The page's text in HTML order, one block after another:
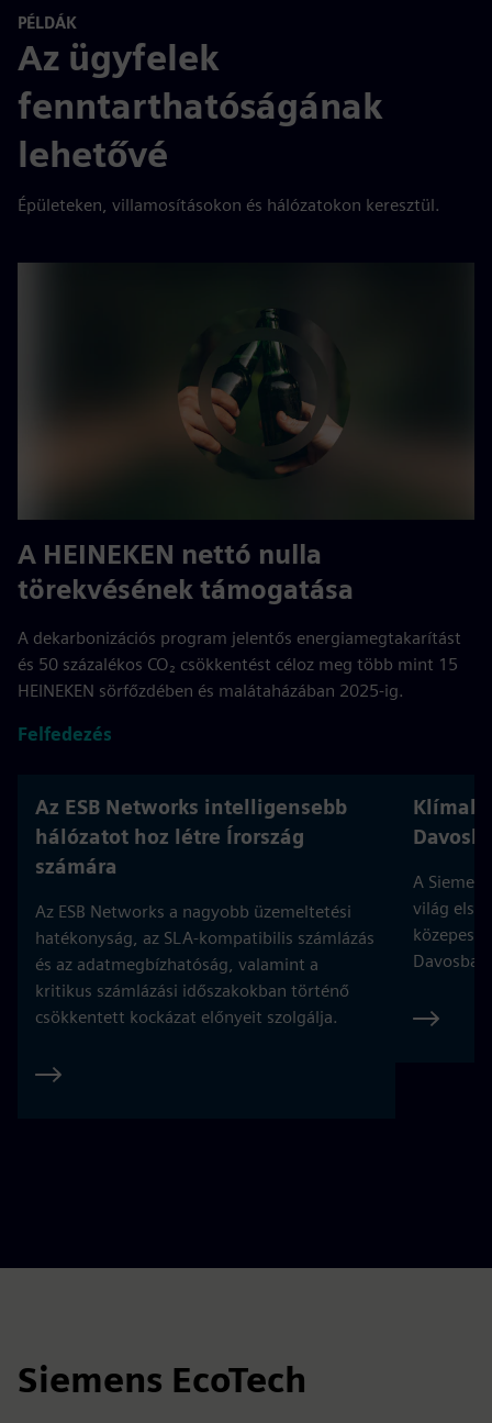
PÉLDÁK
Az ügyfelek
fenntarthatóságának
lehetővé
Épületeken, villamosításokon és hálózatokon keresztül.
A HEINEKEN nettó nulla
törekvésének támogatása
A dekarbonizációs program jelentős energiamegtakarítást
és 50 százalékos CO₂ csökkentést céloz meg több mint 15
HEINEKEN sörfőzdében és malátaházában 2025-ig.
Felfedezés
Az ESB Networks intelligensebb
hálózatot hoz létre Írország
számára
Az ESB Networks a nagyobb üzemeltetési
hatékonyság, az SLA-kompatibilis számlázás
és az adatmegbízhatóság, valamint a
kritikus számlázási időszakokban történő
csökkentett kockázat előnyeit szolgálja.
A
világ első
közepes
Siemens EcoTech